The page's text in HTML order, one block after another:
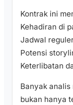
Kontrak ini
Kehadiran di
Jadwal
Potensi
Keterlibatan
Banyak
bukan hanya